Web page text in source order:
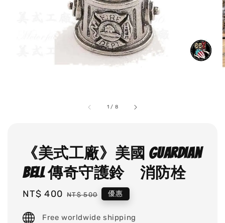
1 / 8
《美式工廠》美國 Guardian
Bell 傳奇守護鈴 消防栓
Sale
NT$ 400 Regular
NT$ 500 優惠
Free worldwide shipping